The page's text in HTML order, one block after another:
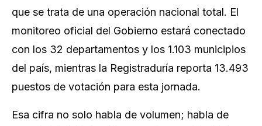
que se trata de una operación nacional total. El
monitoreo oficial del Gobierno estará conectado
con los 32 departamentos y los 1.103 municipios
del país, mientras la Registraduría reporta 13.493
puestos de votación para esta jornada.
Esa cifra no solo habla de volumen; habla de